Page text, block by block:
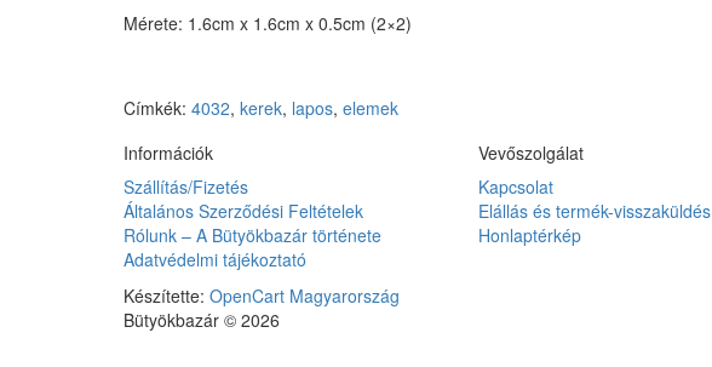
Mérete: 1.6cm x 1.6cm x 0.5cm (2×2)
Címkék: 4032, kerek, lapos, elemek
Információk
Szállítás/Fizetés
Általános Szerződési Feltételek
Rólunk – A Bütyökbazár története
Adatvédelmi tájékoztató
Vevőszolgálat
Kapcsolat
Elállás és termék-visszaküldés
Honlaptérkép
Készítette: OpenCart Magyarország
Bütyökbazár © 2026